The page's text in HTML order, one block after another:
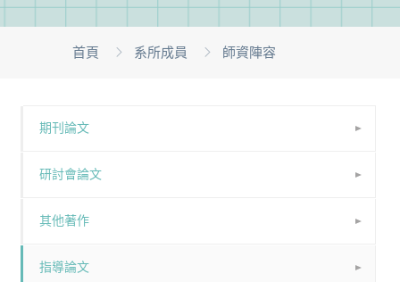
首頁 系所成員 師資陣容
期刊論文
研討會論文
其他著作
指導論文